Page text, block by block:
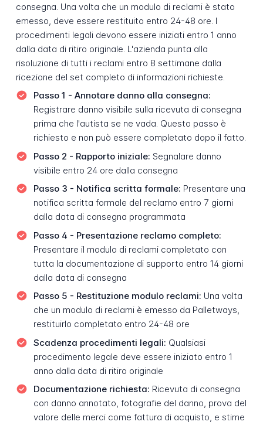
consegna. Una volta che un modulo di reclami è stato
emesso, deve essere restituito entro 24-48 ore. I
procedimenti legali devono essere iniziati entro 1 anno
dalla data di ritiro originale. L'azienda punta alla
risoluzione di tutti i reclami entro 8 settimane dalla
ricezione del set completo di informazioni richieste.
Passo 1 - Annotare danno alla consegna:
Registrare danno visibile sulla ricevuta di consegna
prima che l'autista se ne vada. Questo passo è
richiesto e non può essere completato dopo il fatto.
Passo 2 - Rapporto iniziale: Segnalare danno
visibile entro 24 ore dalla consegna
Passo 3 - Notifica scritta formale: Presentare una
notifica scritta formale del reclamo entro 7 giorni
dalla data di consegna programmata
Passo 4 - Presentazione reclamo completo:
Presentare il modulo di reclami completato con
tutta la documentazione di supporto entro 14 giorni
dalla data di consegna
Passo 5 - Restituzione modulo reclami: Una volta
che un modulo di reclami è emesso da Palletways,
restituirlo completato entro 24-48 ore
Scadenza procedimenti legali: Qualsiasi
procedimento legale deve essere iniziato entro 1
anno dalla data di ritiro originale
Documentazione richiesta: Ricevuta di consegna
con danno annotato, fotografie del danno, prova del
valore delle merci come fattura di acquisto, e stime